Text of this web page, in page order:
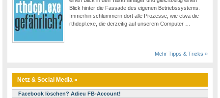
Blick hinter die Fassade des eigenen Betriebssystems.
Immerhin schlummern dort alle Prozesse, wie etwa die
rthdcpl.exe, die derzeitig auf unserem Computer …
Mehr Tipps & Tricks »
Netz & Social Media »
Facebook löschen? Adieu FB-Account!